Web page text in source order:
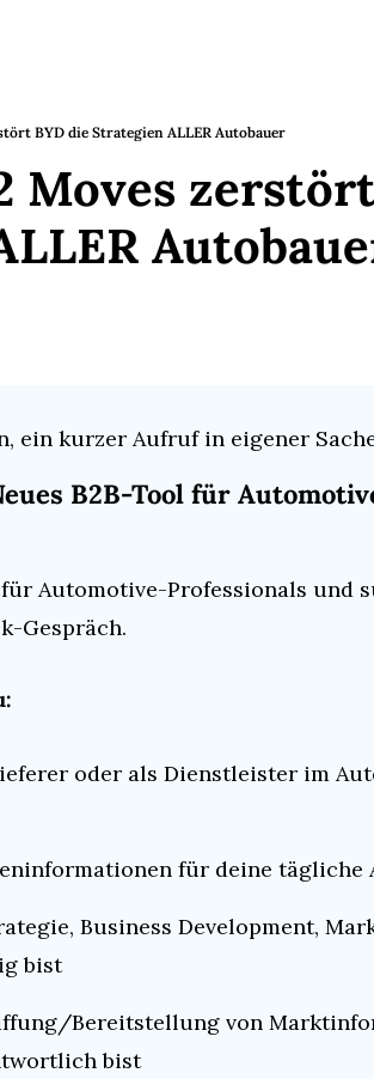
BYD die Strategien ALLER Autobauer
Moves
ein kurzer Aufruf in eigener
B2B-Tool für
Automotive-Professionals und
Gespräch.
oder als Dienstleister im
für deine tägliche
Business Development,
bist
Bereitstellung von
bist